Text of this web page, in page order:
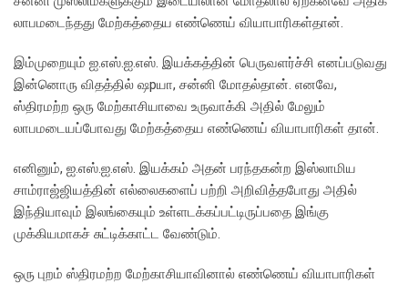
லாபமடைந்தது மேற்கத்தைய எண்ணெய் வியாபாரிகள்தான்.
இம்முறையும் ஐ.எஸ்.ஐ.எஸ். இயக்கத்தின் பெருவளர்ச்சி எனப்படுவது
இன்னொரு விதத்தில் ஷpயா, சன்னி மோதல்தான். எனவே,
ஸ்திரமற்ற ஒரு மேற்காசியாவை உருவாக்கி அதில் மேலும்
லாபமடையப்போவது மேற்கத்தைய எண்ணெய் வியாபாரிகள் தான்.
எனினும், ஐ.எஸ்.ஐ.எஸ். இயக்கம் அதன் பரந்தகன்ற இஸ்லாமிய
சாம்ராஜ்ஜியத்தின் எல்லைகளைப் பற்றி அறிவித்தபோது அதில்
இந்தியாவும் இலங்கையும் உள்ளடக்கப்பட்டிருப்பதை இங்கு
முக்கியமாகச் சுட்டிக்காட்ட வேண்டும்.
ஒரு புறம் ஸ்திரமற்ற மேற்காசியாவினால் எண்ணெய் வியாபாரிகள்